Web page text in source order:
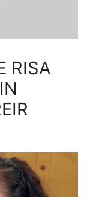
RISA